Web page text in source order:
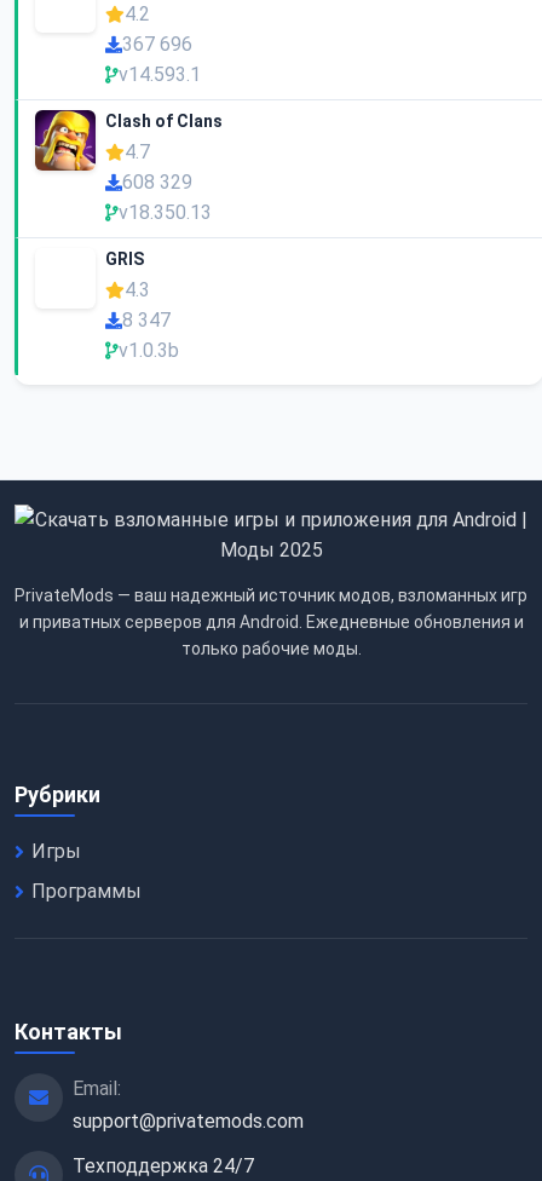
4.2
367 696
v14.593.1
Clash of Clans
4.7
608 329
v18.350.13
GRIS
4.3
8 347
v1.0.3b
PrivateMods — ваш надежный источник модов, взломанных игр
и приватных серверов для Android. Ежедневные обновления и
только рабочие моды.
Рубрики
Игры
Программы
Контакты
Email:
support@privatemods.com
Техподдержка 24/7